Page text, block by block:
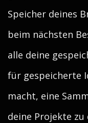
Speicher deines
beim nächsten
alle deine
für gespeicherte
macht, eine
deine Projekte zu